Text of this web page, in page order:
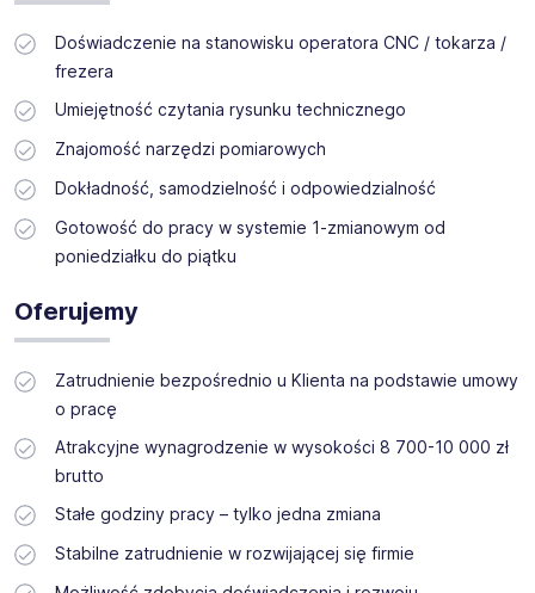
Doświadczenie na stanowisku operatora CNC / tokarza /
frezera
Umiejętność czytania rysunku technicznego
Znajomość narzędzi pomiarowych
Dokładność, samodzielność i odpowiedzialność
Gotowość do pracy w systemie 1-zmianowym od
poniedziałku do piątku
Oferujemy
Zatrudnienie bezpośrednio u Klienta na podstawie umowy
o pracę
Atrakcyjne wynagrodzenie w wysokości 8 700-10 000 zł
brutto
Stałe godziny pracy – tylko jedna zmiana
Stabilne zatrudnienie w rozwijającej się firmie